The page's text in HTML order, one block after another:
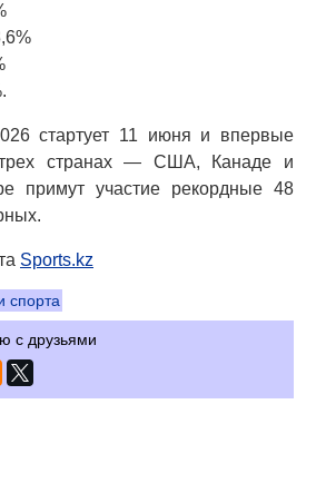
стартует 11 июня и впервые
странах — США, Канаде и
примут участие рекордные 48
Sports.kz
спорта
с друзьями